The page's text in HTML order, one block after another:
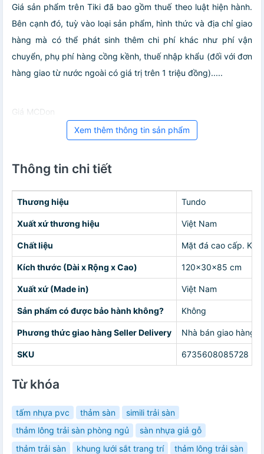
Giá sản phẩm trên Tiki đã bao gồm thuế theo luật hiện hành.
Bên cạnh đó, tuỳ vào loại sản phẩm, hình thức và địa chỉ giao
hàng mà có thể phát sinh thêm chi phí khác như phí vận
chuyển, phụ phí hàng cồng kềnh, thuế nhập khẩu (đối với đơn
hàng giao từ nước ngoài có giá trị trên 1 triệu đồng).....
Giá MCDon
Xem thêm thông tin sản phẩm
Thông tin chi tiết
Thương hiệu Tundo
Xuất xứ thương hiệu Việt Nam
Chất liệu Mặt đá cao cấp.
Kích thước (Dài x Rộng x Cao) 120x30x85 cm
Xuất xứ (Made in) Việt Nam
Sản phẩm có được bảo hành không? Không
Phương thức giao hàng Seller Delivery Nhà bán giao hàng
SKU 6735608085728
Từ khóa
tấm nhựa pvc thảm sàn
simili trải sàn
thảm lông trải sàn phòng ngủ
sàn nhựa giả gỗ
thảm trải sàn
khung lưới sắt trang trí
thảm lông trải sàn